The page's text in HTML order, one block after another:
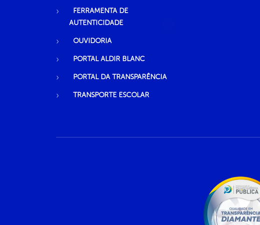
FERRAMENTA DE
AUTENTICIDADE
OUVIDORIA
PORTAL ALDIR BLANC
PORTAL DA TRANSPARÊNCIA
TRANSPORTE ESCOLAR